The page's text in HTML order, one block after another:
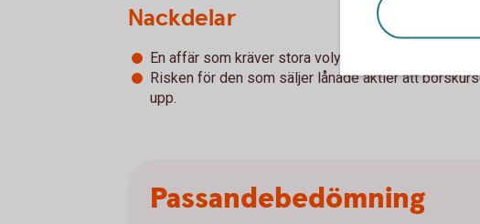
Nackdelar
En affär som kräver stora volymer.
Risken för den som säljer lånade aktier att
upp.
Passandebedömning